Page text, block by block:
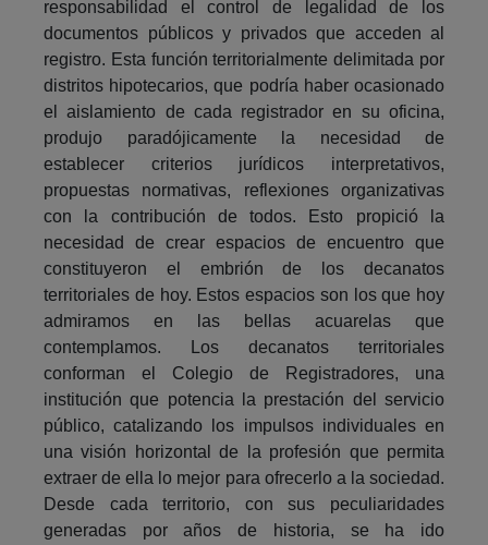
responsabilidad el control de legalidad de los
documentos públicos y privados que acceden al
registro. Esta función territorialmente delimitada por
distritos hipotecarios, que podría haber ocasionado
el aislamiento de cada registrador en su oficina,
produjo paradójicamente la necesidad de
establecer criterios jurídicos interpretativos,
propuestas normativas, reflexiones organizativas
con la contribución de todos. Esto propició la
necesidad de crear espacios de encuentro que
constituyeron el embrión de los decanatos
territoriales de hoy. Estos espacios son los que hoy
admiramos en las bellas acuarelas que
contemplamos. Los decanatos territoriales
conforman el Colegio de Registradores, una
institución que potencia la prestación del servicio
público, catalizando los impulsos individuales en
una visión horizontal de la profesión que permita
extraer de ella lo mejor para ofrecerlo a la sociedad.
Desde cada territorio, con sus peculiaridades
generadas por años de historia, se ha ido